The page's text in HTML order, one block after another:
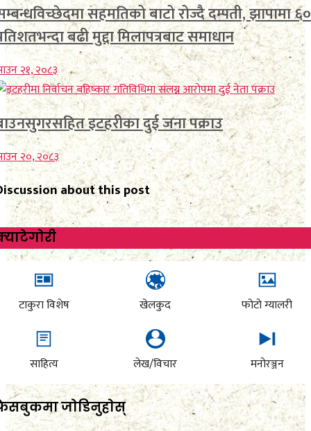
सहमतिको बाटो रोज्दै दम्पती, झापामा ६०
बढी मुद्दा मिलापत्रबाट समाधान
२१, २०८३
इटहरीका दुई जना पक्राउ
२०, २०८३
about this post
टाकुरा विशेष खेलकुद फोटो ग्यालरी
साहित्य लेख/विचार मनोरञ्जन
जाेडिनुहाेस्